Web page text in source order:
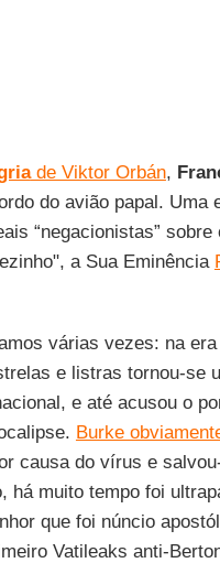
de Viktor Orbán,
do avião papal. Uma
“negacionistas”
a Sua Eminência
várias vezes: na
e listras tornou-se
e até acusou o
Burke
causa do vírus e
há muito tempo foi
que foi núncio
Vatileaks anti-